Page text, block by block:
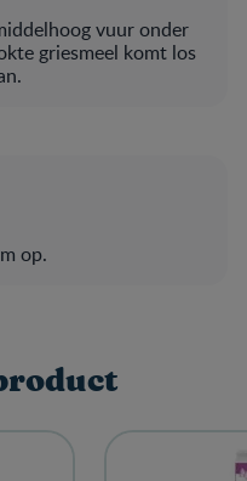
vuur onder
griesmeel komt los
op.